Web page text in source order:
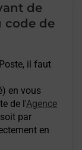
de
code de
il faut
en vous
de l'Agence
par
en